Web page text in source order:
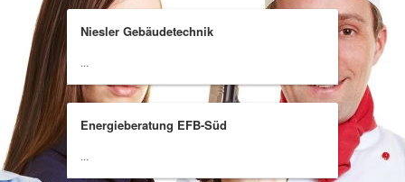
Niesler Gebäudetechnik
...
Energieberatung EFB-Süd
...